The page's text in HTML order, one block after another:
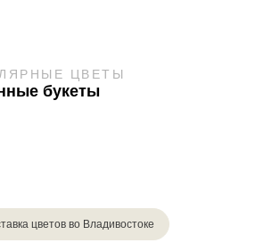
ЦВЕТЫ
букеты
цветов во Владивостоке